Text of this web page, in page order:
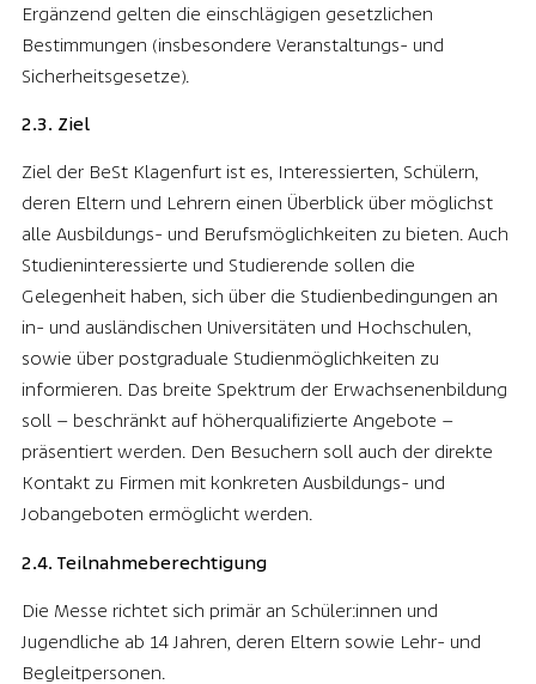
Ergänzend gelten die einschlägigen gesetzlichen
Bestimmungen (insbesondere Veranstaltungs- und
Sicherheitsgesetze).
2.3. Ziel
Ziel der BeSt Klagenfurt ist es, Interessierten, Schülern,
deren Eltern und Lehrern einen Überblick über möglichst
alle Ausbildungs- und Berufsmöglichkeiten zu bieten. Auch
Studieninteressierte und Studierende sollen die
Gelegenheit haben, sich über die Studienbedingungen an
in- und ausländischen Universitäten und Hochschulen,
sowie über postgraduale Studienmöglichkeiten zu
informieren. Das breite Spektrum der Erwachsenenbildung
soll – beschränkt auf höherqualifizierte Angebote –
präsentiert werden. Den Besuchern soll auch der direkte
Kontakt zu Firmen mit konkreten Ausbildungs- und
Jobangeboten ermöglicht werden.
2.4. Teilnahmeberechtigung
Die Messe richtet sich primär an Schüler:innen und
Jugendliche ab 14 Jahren, deren Eltern sowie Lehr- und
Begleitpersonen.